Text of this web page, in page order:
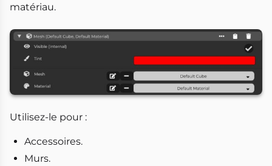
matériau.
Utilisez-le pour :
Accessoires.
Murs.